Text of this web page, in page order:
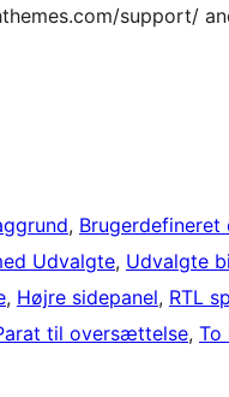
support/
, Brugerdefineret
Udvalgte, Udvalgte
, Højre sidepanel, RTL
til oversættelse, To